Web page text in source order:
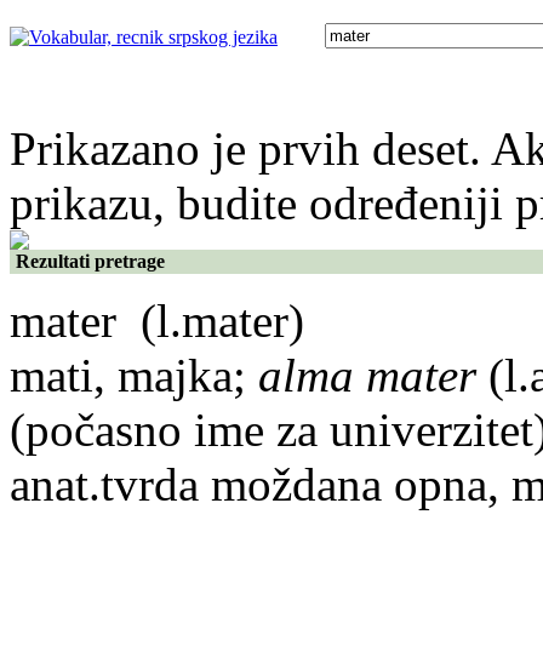
Prikazano je prvih deset.
prikazu, budite određeniji
Rezultati pretrage
mater (l.mater)
mati, majka; alma mater
(počasno ime za
anat.tvrda moždana opna,